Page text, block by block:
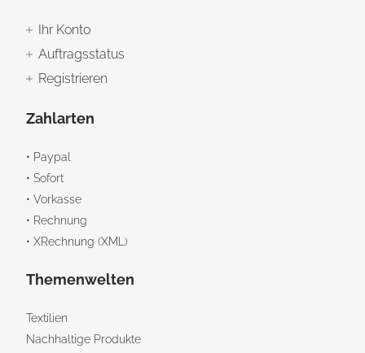
Ihr Konto
Auftragsstatus
Registrieren
Zahlarten
• Paypal
• Sofort
• Vorkasse
• Rechnung
• XRechnung (XML)
Themenwelten
Textilien
Nachhaltige Produkte